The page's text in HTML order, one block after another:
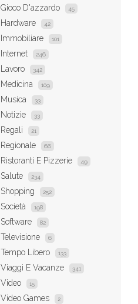
Gioco D'azzardo 45
Hardware 42
Immobiliare 101
Internet 246
Lavoro 342
Medicina 109
Musica 33
Notizie 33
Regali 21
Regionale 66
Ristoranti E Pizzerie 49
Salute 234
Shopping 252
Società 198
Software 82
Televisione 6
Tempo Libero 133
Viaggi E Vacanze 341
Video 15
Video Games 2